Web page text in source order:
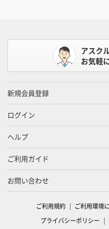
アスク
お気軽
新規会員登録
ログイン
ヘルプ
ご利用ガイド
お問い合わせ
ご利用規約 ご利用環境
プライバシーポリシー